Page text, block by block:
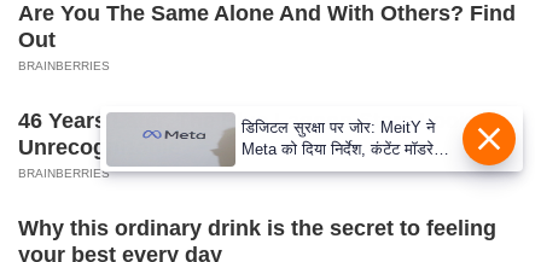
Are You The Same Alone And With Others? Find
Out
BRAINBERRIES
46 Years Later, The Blue Lagoon Stars Look
Unrecognizable
BRAINBERRIES
Why this ordinary drink is the secret to feeling
your best every day